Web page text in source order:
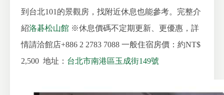
到台北101的景觀房，找附近休息也能參考。完整介
紹洛碁松山館 ※休息價碼不定期更新、更優惠，詳
情請洽館店+886 2 2783 7088 一般住宿房價：約NT$
2,500 地址： 台北市南港區玉成街149號